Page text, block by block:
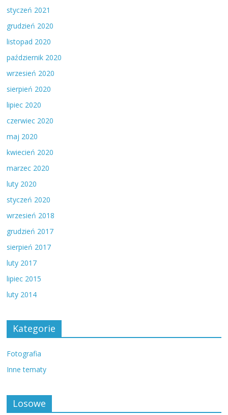
styczeń 2021
grudzień 2020
listopad 2020
październik 2020
wrzesień 2020
sierpień 2020
lipiec 2020
czerwiec 2020
maj 2020
kwiecień 2020
marzec 2020
luty 2020
styczeń 2020
wrzesień 2018
grudzień 2017
sierpień 2017
luty 2017
lipiec 2015
luty 2014
Kategorie
Fotografia
Inne tematy
Losowe